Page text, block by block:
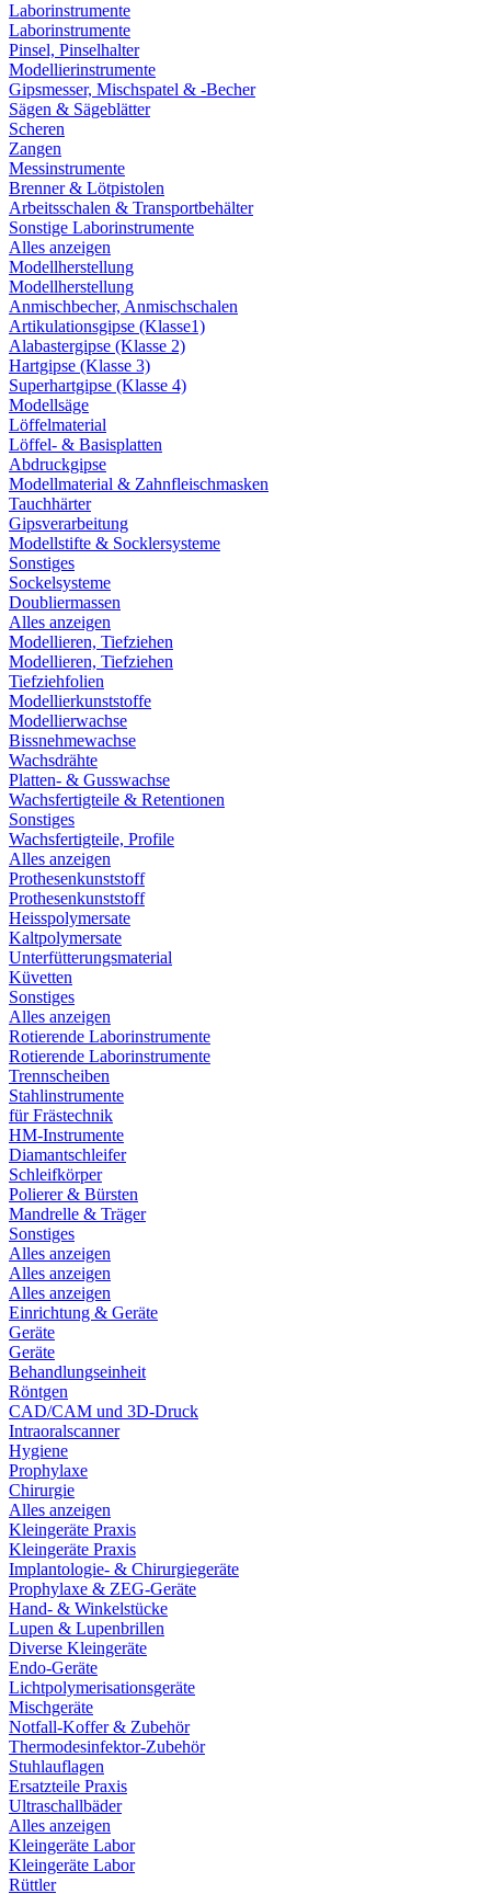
Laborinstrumente
Laborinstrumente
Pinsel, Pinselhalter
Modellierinstrumente
Gipsmesser, Mischspatel & -Becher
Sägen & Sägeblätter
Scheren
Zangen
Messinstrumente
Brenner & Lötpistolen
Arbeitsschalen & Transportbehälter
Sonstige Laborinstrumente
Alles anzeigen
Modellherstellung
Modellherstellung
Anmischbecher, Anmischschalen
Artikulationsgipse (Klasse1)
Alabastergipse (Klasse 2)
Hartgipse (Klasse 3)
Superhartgipse (Klasse 4)
Modellsäge
Löffelmaterial
Löffel- & Basisplatten
Abdruckgipse
Modellmaterial & Zahnfleischmasken
Tauchhärter
Gipsverarbeitung
Modellstifte & Socklersysteme
Sonstiges
Sockelsysteme
Doubliermassen
Alles anzeigen
Modellieren, Tiefziehen
Modellieren, Tiefziehen
Tiefziehfolien
Modellierkunststoffe
Modellierwachse
Bissnehmewachse
Wachsdrähte
Platten- & Gusswachse
Wachsfertigteile & Retentionen
Sonstiges
Wachsfertigteile, Profile
Alles anzeigen
Prothesenkunststoff
Prothesenkunststoff
Heisspolymersate
Kaltpolymersate
Unterfütterungsmaterial
Küvetten
Sonstiges
Alles anzeigen
Rotierende Laborinstrumente
Rotierende Laborinstrumente
Trennscheiben
Stahlinstrumente
für Frästechnik
HM-Instrumente
Diamantschleifer
Schleifkörper
Polierer & Bürsten
Mandrelle & Träger
Sonstiges
Alles anzeigen
Alles anzeigen
Alles anzeigen
Einrichtung & Geräte
Geräte
Geräte
Behandlungseinheit
Röntgen
CAD/CAM und 3D-Druck
Intraoralscanner
Hygiene
Prophylaxe
Chirurgie
Alles anzeigen
Kleingeräte Praxis
Kleingeräte Praxis
Implantologie- & Chirurgiegeräte
Prophylaxe & ZEG-Geräte
Hand- & Winkelstücke
Lupen & Lupenbrillen
Diverse Kleingeräte
Endo-Geräte
Lichtpolymerisationsgeräte
Mischgeräte
Notfall-Koffer & Zubehör
Thermodesinfektor-Zubehör
Stuhlauflagen
Ersatzteile Praxis
Ultraschallbäder
Alles anzeigen
Kleingeräte Labor
Kleingeräte Labor
Rüttler